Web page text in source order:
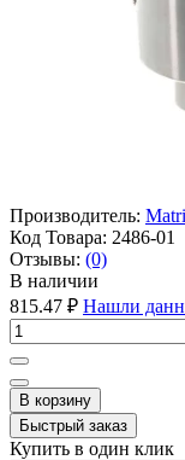
Производитель:
Код Товара: 2486-01
Отзывы: (0)
В наличии
815.47 ₽ Нашли
В корзину
Быстрый заказ
Купить в один клик